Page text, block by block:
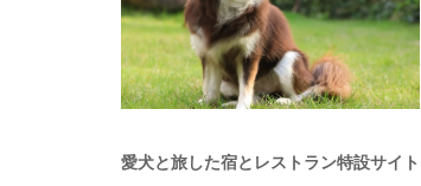
愛犬と旅した宿とレストラン特設サイト